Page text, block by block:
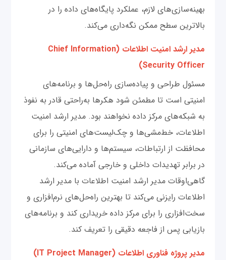
بهینه‌سازی‌های لازم، عملکرد پایگاه‌های داده را در
بالاترین سطح ممکن نگه‌داری می‌کند.
مدیر ارشد امنیت اطلاعات (Chief Information
Security Officer)
مسئول طراحی و پیاده‌سازی راه‌حل‌ها و برنامه‌های
امنیتی است تا مطمئن شود هکرها به‌راحتی قادر به نفوذ
به شبکه‌های مرکز داده نخواهند بود. مدیر ارشد امنیت
اطلاعات، خط‌مشی‌ها و چک‌لیست‌های امنیتی را برای
محافظت از ارتباطات، سیستم‌ها و دارایی‌های سازمانی
در برابر تهدیدات داخلی و خارجی آماده می‌کند.
گاهی‌اوقات مدیر ارشد امنیت اطلاعات با مدیر ارشد
اطلاعات رایزنی می‌کند تا بهترین راه‌حل‌های نرم‌افزاری و
سخت‌افزاری را برای مرکز داده خریداری کند و برنامه‌های
بازیابی پس از فاجعه دقیقی را تعریف کند.
مدیر پروژه فناوری اطلاعات (IT Project Manager)